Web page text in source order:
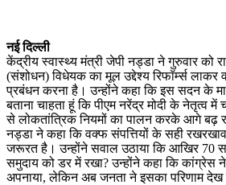
नई दिल्ली
केंद्रीय स्वास्थ्य मंत्री जेपी नड्डा ने गुरुवार को
(संशोधन) विधेयक का मूल उद्देश्य रिफॉर्म्स लाकर
प्रबंधन करना है। उन्होंने कहा कि इस सदन के
बताना चाहता हूं कि पीएम नरेंद्र मोदी के नेतृत्व
से लोकतांत्रिक नियमों का पालन करके आगे बढ़
नड्डा ने कहा कि वक्फ संपत्तियों के सही
जरूरत है। उन्होंने सवाल उठाया कि आखिर 70
समुदाय को डर में रखा? उन्होंने कहा कि कांग्रेस
अपनाया, लेकिन अब जनता ने इसका परिणाम देख